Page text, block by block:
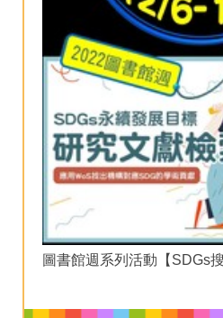
圖書館週系列活動【SDGs